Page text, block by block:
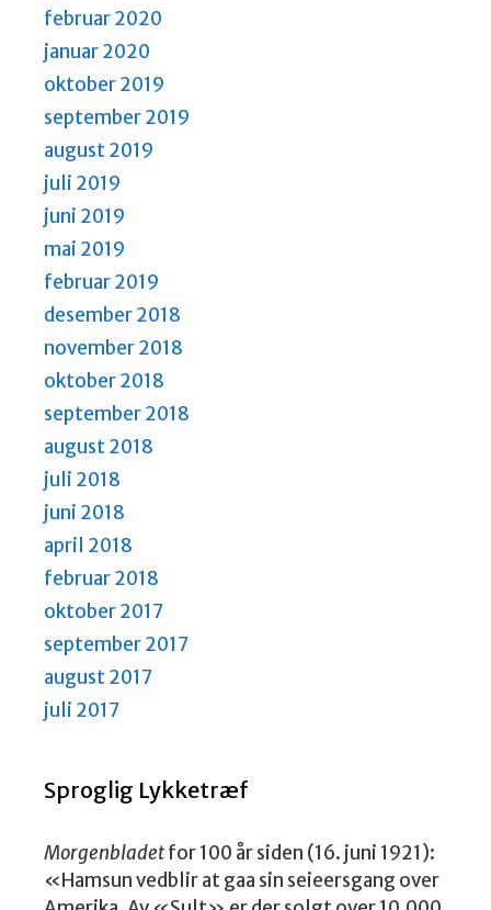
februar 2020
januar 2020
oktober 2019
september 2019
august 2019
juli 2019
juni 2019
mai 2019
februar 2019
desember 2018
november 2018
oktober 2018
september 2018
august 2018
juli 2018
juni 2018
april 2018
februar 2018
oktober 2017
september 2017
august 2017
juli 2017
Sproglig Lykketræf
Morgenbladetfor 100 år siden (16. juni 1921):
«Hamsun vedblir at gaa sin seieersgang over